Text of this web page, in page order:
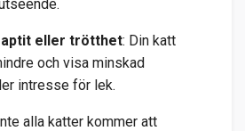
aptit eller trötthet: Din katt
och visa minskad
intresse för lek.
alla katter kommer att